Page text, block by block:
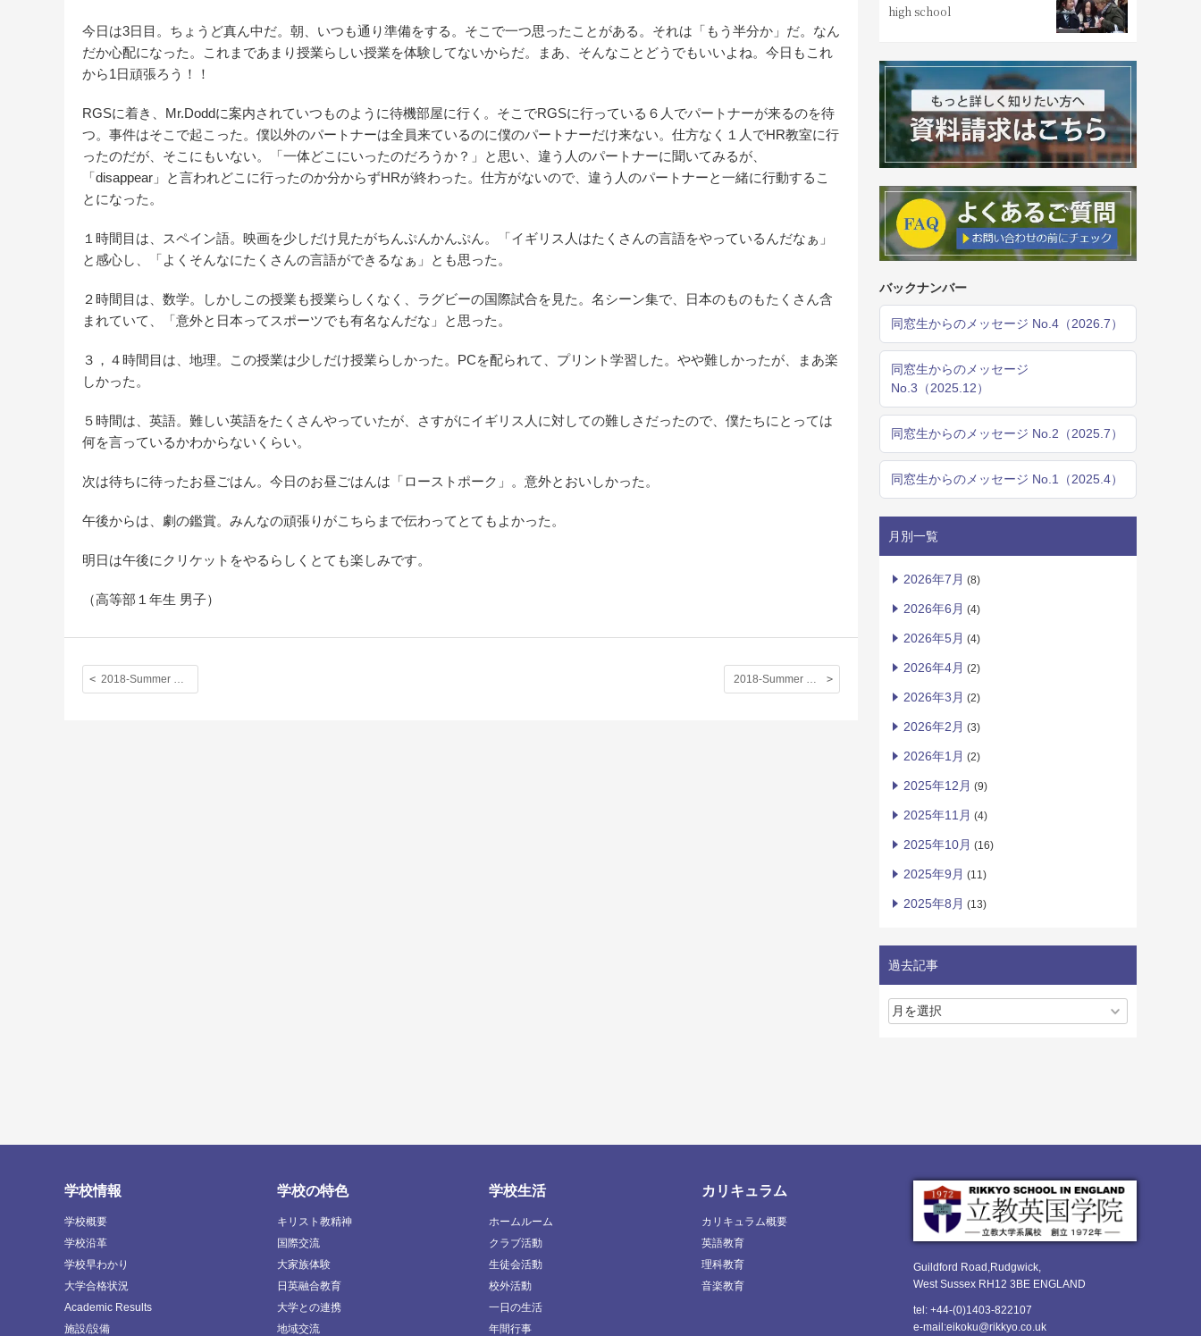
今日は3日目。ちょうど真ん中だ。朝、いつも通り準備をする。そこで一つ思ったことがある。それは「もう半分か」だ。なん
だか心配になった。これまであまり授業らしい授業を体験してないからだ。まあ、そんなことどうでもいいよね。今日もこれ
から1日頑張ろう！！
RGSに着き、Mr.Doddに案内されていつものように待機部屋に行く。そこでRGSに行っている６人でパートナーが来るのを待
つ。事件はそこで起こった。僕以外のパートナーは全員来ているのに僕のパートナーだけ来ない。仕方なく１人でHR教室に行
ったのだが、そこにもいない。「一体どこにいったのだろうか？」と思い、違う人のパートナーに聞いてみるが、
「disappear」と言われどこに行ったのか分からずHRが終わった。仕方がないので、違う人のパートナーと一緒に行動するこ
とになった。
１時間目は、スペイン語。映画を少しだけ見たがちんぷんかんぷん。「イギリス人はたくさんの言語をやっているんだなぁ」
と感心し、「よくそんなにたくさんの言語ができるなぁ」とも思った。
２時間目は、数学。しかしこの授業も授業らしくなく、ラグビーの国際試合を見た。名シーン集で、日本のものもたくさん含
まれていて、「意外と日本ってスポーツでも有名なんだな」と思った。
３，４時間目は、地理。この授業は少しだけ授業らしかった。PCを配られて、プリント学習した。やや難しかったが、まあ楽
しかった。
５時間は、英語。難しい英語をたくさんやっていたが、さすがにイギリス人に対しての難しさだったので、僕たちにとっては
何を言っているかわからないくらい。
次は待ちに待ったお昼ごはん。今日のお昼ごはんは「ローストポーク」。意外とおいしかった。
午後からは、劇の鑑賞。みんなの頑張りがこちらまで伝わってとてもよかった。
明日は午後にクリケットをやるらしくとても楽しみです。
（高等部１年生 男子）
2018-Summer SHORT EXCHANGE PROGRAMME【 DAY TWO ; Getting excited today! 】◆ Royal Grammar Schoolより第三報！ ◆ 2018-Summer SHORT EXCHANGE PROGRAMME 【DAY THREE ; England-football fever!】◆ Forest Schoolより体験記 ◆
high school
バックナンバー
同窓生からのメッセージ No.4（2026.7）
同窓生からのメッセージ
No.3（2025.12）
同窓生からのメッセージ No.2（2025.7）
同窓生からのメッセージ No.1（2025.4）
月別一覧
2026年7月 (8)
2026年6月 (4)
2026年5月 (4)
2026年4月 (2)
2026年3月 (2)
2026年2月 (3)
2026年1月 (2)
2025年12月 (9)
2025年11月 (4)
2025年10月 (16)
2025年9月 (11)
2025年8月 (13)
過去記事
Guildford Road,Rudgwick,
West Sussex RH12 3BE ENGLAND
tel: +44-(0)1403-822107
e-mail:eikoku@rikkyo.co.uk
学校情報
学校概要
学校沿革
学校早わかり
大学合格状況
Academic Results
施設/設備
学校の特色
キリスト教精神
国際交流
大家族体験
日英融合教育
大学との連携
地域交流
学校生活
ホームルーム
クラブ活動
生徒会活動
校外活動
一日の生活
年間行事
カリキュラム
カリキュラム概要
英語教育
理科教育
音楽教育